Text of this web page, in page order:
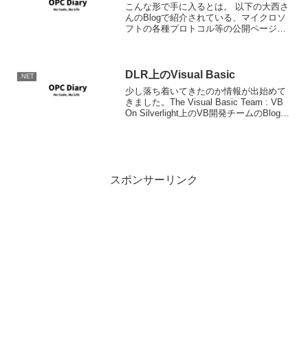
こんな形で手に入るとは。 以下の大西さ
んのBlogで紹介されている、マイクロソ
フトの各種プロトコル等の公開ページ
.NET DLR上のVisual Basic
少し落ち着いてきたのか情報が出始めて
きました。The Visual Basic Team : VB
On Silverlight上のVB開発チームのBlogに
スポンサーリンク